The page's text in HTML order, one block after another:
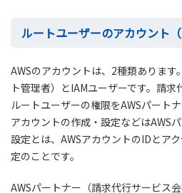
ルートユーザーのアカウント（
AWSのアカウントは、2種類ありま
ト管理者）とIAMユーザーです。請求
ルートユーザーの権限をAWSパート
アカウントの作成・設定などはAWS
設定とは、AWSアカウントのIDとア
定のことです。
AWSパートナー（請求代行サービス